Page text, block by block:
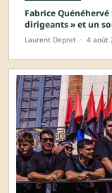
Fabrice
dirigeants » et un
Laurent Depret · 4 août